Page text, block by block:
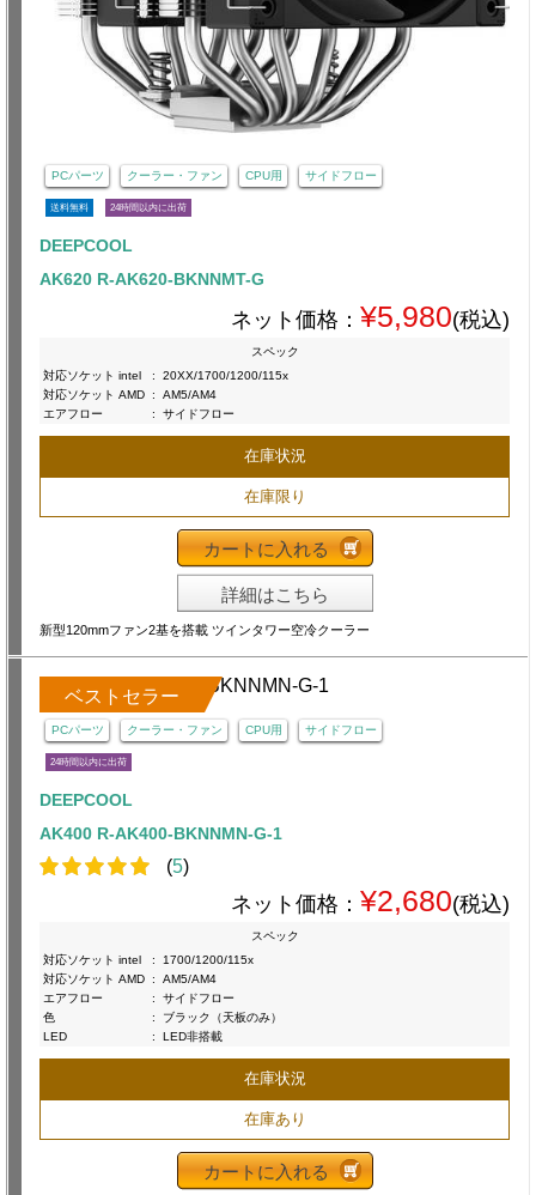
PCパーツ クーラー・ファン CPU用 サイドフロー
送料無料 24時間以内に出荷
DEEPCOOL
AK620 R-AK620-BKNNMT-G
ネット価格： ¥5,980(税込)
スペック
対応ソケット intel
:
20XX/1700/1200/115x
対応ソケット AMD :
AM5/AM4
エアフロー
: サイドフロー
在庫状況
在庫限り
カートに入れる
詳細はこちら
新型120mmファン2基を搭載 ツインタワー空冷クーラー
ベストセラー
PCパーツ クーラー・ファン CPU用 サイドフロー
24時間以内に出荷
DEEPCOOL
AK400 R-AK400-BKNNMN-G-1
(5)
ネット価格： ¥2,680(税込)
スペック
対応ソケット intel
:
1700/1200/115x
対応ソケット AMD :
AM5/AM4
エアフロー
:
サイドフロー
色
:
ブラック（天板のみ）
LED
: LED非搭載
在庫状況
在庫あり
カートに入れる